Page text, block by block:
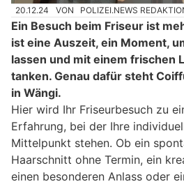
20.12.24 VON POLIZEI.NEWS
Ein Besuch beim Friseur ist
ist eine Auszeit, ein Moment,
lassen und mit einem frischen
tanken. Genau dafür steht
in Wängi.
Hier wird Ihr Friseurbesuch zu
Erfahrung, bei der Ihre
Mittelpunkt stehen. Ob ein
Haarschnitt ohne Termin, ein
einen besonderen Anlass oder